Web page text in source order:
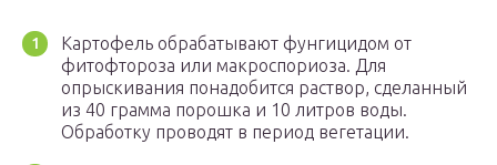
Картофель обрабатывают фунгицидом от
фитофтороза или макроспориоза. Для
опрыскивания понадобится раствор, сделанный
из 40 грамма порошка и 10 литров воды.
Обработку проводят в период вегетации.